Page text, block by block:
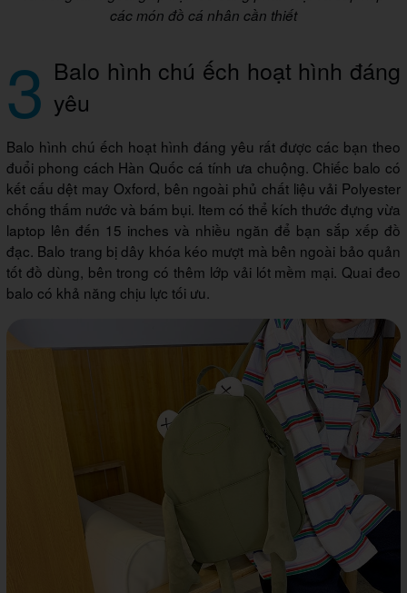
các món đồ cá nhân cần thiết
3 Balo hình chú ếch hoạt hình đáng
yêu
Balo hình chú ếch hoạt hình đáng yêu rất được các bạn theo
đuổi phong cách Hàn Quốc cá tính ưa chuộng. Chiếc balo có
kết cấu dệt may Oxford, bên ngoài phủ chất liệu vải Polyester
chống thấm nước và bám bụi. Item có thể kích thước đựng vừa
laptop lên đến 15 inches và nhiều ngăn để bạn sắp xếp đồ
đạc. Balo trang bị dây khóa kéo mượt mà bên ngoài bảo quản
tốt đồ dùng, bên trong có thêm lớp vải lót mềm mại. Quai đeo
balo có khả năng chịu lực tối ưu.